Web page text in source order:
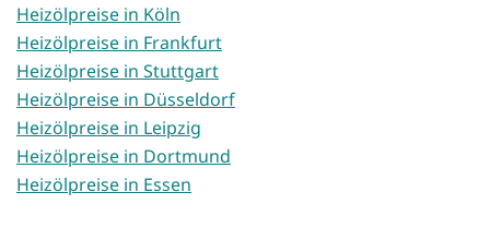
Heizölpreise in Köln
Heizölpreise in Frankfurt
Heizölpreise in Stuttgart
Heizölpreise in Düsseldorf
Heizölpreise in Leipzig
Heizölpreise in Dortmund
Heizölpreise in Essen